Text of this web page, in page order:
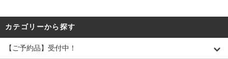
カテゴリーから探す
【ご予約品】受付中！